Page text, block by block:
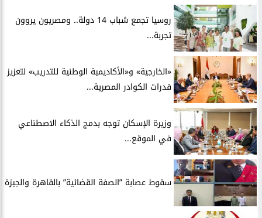
روسيا تجمع شباب 14 دولة.. ومصريون يروون
تجربة...
​«الخارجية» و«الأكاديمية الوطنية للتدريب» لتعزيز
قدرات الكوادر المصرية...
​وزيرة الإسكان توجه بدمج الذكاء الاصطناعي
في الموقع...
سقوط عصابة ”الصفة القضائية” بالقاهرة والجيزة